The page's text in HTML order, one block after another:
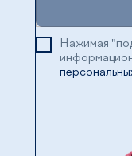
Нажимая